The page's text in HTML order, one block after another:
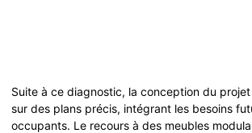
Suite à ce diagnostic, la conception du projet
sur des plans précis, intégrant les besoins
occupants. Le recours à des meubles